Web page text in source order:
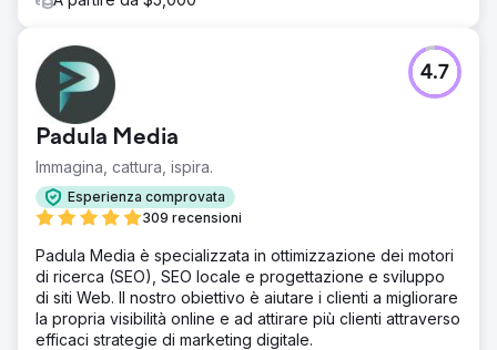
Padula Media
Immagina, cattura, ispira.
Esperienza comprovata
309 recensioni
4.7
Padula Media è specializzata in ottimizzazione dei motori
di ricerca (SEO), SEO locale e progettazione e sviluppo
di siti Web. Il nostro obiettivo è aiutare i clienti a migliorare
la propria visibilità online e ad attirare più clienti attraverso
efficaci strategie di marketing digitale.